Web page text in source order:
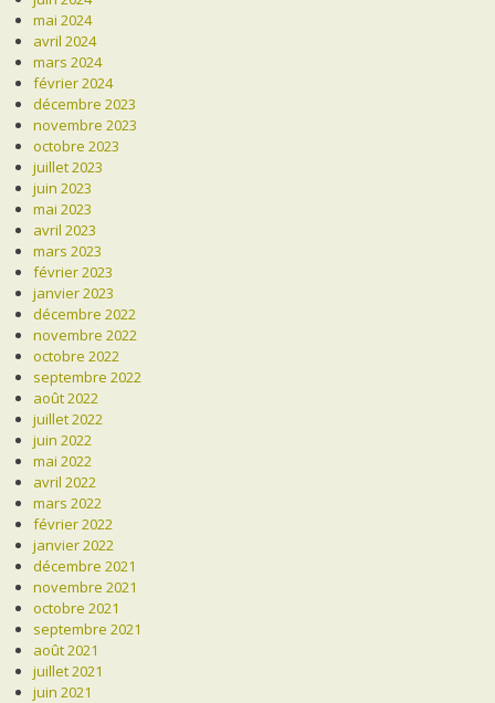
mai 2024
avril 2024
mars 2024
février 2024
décembre 2023
novembre 2023
octobre 2023
juillet 2023
juin 2023
mai 2023
avril 2023
mars 2023
février 2023
janvier 2023
décembre 2022
novembre 2022
octobre 2022
septembre 2022
août 2022
juillet 2022
juin 2022
mai 2022
avril 2022
mars 2022
février 2022
janvier 2022
décembre 2021
novembre 2021
octobre 2021
septembre 2021
août 2021
juillet 2021
juin 2021